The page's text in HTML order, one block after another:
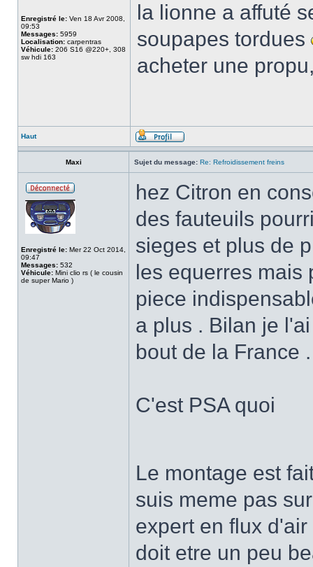
Enregistré le: Ven 18 Avr 2008,
09:53
Messages: 5959
Localisation: carpentras
Véhicule: 206 S16 @220+, 308
sw hdi 163
la lionne a affuté
soupapes tordues
acheter une
Haut
Maxi Sujet du message: Re: Refroidissement freins
Enregistré le: Mer 22 Oct 2014,
09:47
Messages: 532
Véhicule: Mini clio rs ( le cousin
de super Mario )
hez Citron en
des fauteuils
sieges et plus de
les equerres
piece
a plus . Bilan je
bout de la France .
C'est PSA quoi
Le montage est
suis meme pas
expert en flux
doit etre un peu